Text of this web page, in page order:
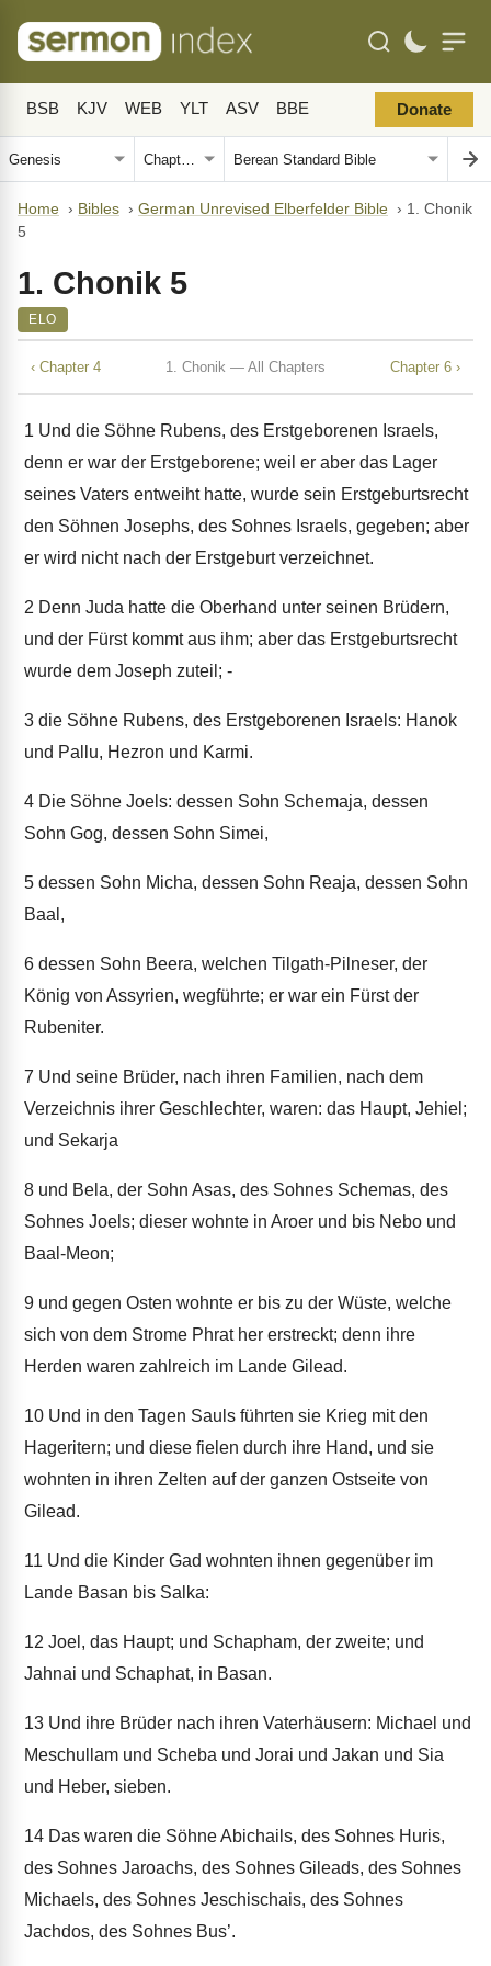
BSB KJV WEB YLT ASV BBE Donate
Home › Bibles › German Unrevised Elberfelder Bible › 1. Chonik
5
1. Chonik 5
ELO
‹ Chapter 4 1. Chonik — All Chapters Chapter 6 ›
1 Und die Söhne Rubens, des Erstgeborenen Israels,
denn er war der Erstgeborene; weil er aber das Lager
seines Vaters entweiht hatte, wurde sein Erstgeburtsrecht
den Söhnen Josephs, des Sohnes Israels, gegeben; aber
er wird nicht nach der Erstgeburt verzeichnet.
2 Denn Juda hatte die Oberhand unter seinen Brüdern,
und der Fürst kommt aus ihm; aber das Erstgeburtsrecht
wurde dem Joseph zuteil; -
3 die Söhne Rubens, des Erstgeborenen Israels: Hanok
und Pallu, Hezron und Karmi.
4 Die Söhne Joels: dessen Sohn Schemaja, dessen
Sohn Gog, dessen Sohn Simei,
5 dessen Sohn Micha, dessen Sohn Reaja, dessen Sohn
Baal,
6 dessen Sohn Beera, welchen Tilgath-Pilneser, der
König von Assyrien, wegführte; er war ein Fürst der
Rubeniter.
7 Und seine Brüder, nach ihren Familien, nach dem
Verzeichnis ihrer Geschlechter, waren: das Haupt, Jehiel;
und Sekarja
8 und Bela, der Sohn Asas, des Sohnes Schemas, des
Sohnes Joels; dieser wohnte in Aroer und bis Nebo und
Baal-Meon;
9 und gegen Osten wohnte er bis zu der Wüste, welche
sich von dem Strome Phrat her erstreckt; denn ihre
Herden waren zahlreich im Lande Gilead.
10 Und in den Tagen Sauls führten sie Krieg mit den
Hageritern; und diese fielen durch ihre Hand, und sie
wohnten in ihren Zelten auf der ganzen Ostseite von
Gilead.
11 Und die Kinder Gad wohnten ihnen gegenüber im
Lande Basan bis Salka:
12 Joel, das Haupt; und Schapham, der zweite; und
Jahnai und Schaphat, in Basan.
13 Und ihre Brüder nach ihren Vaterhäusern: Michael und
Meschullam und Scheba und Jorai und Jakan und Sia
und Heber, sieben.
14 Das waren die Söhne Abichails, des Sohnes Huris,
des Sohnes Jaroachs, des Sohnes Gileads, des Sohnes
Michaels, des Sohnes Jeschischais, des Sohnes
Jachdos, des Sohnes Bus’.